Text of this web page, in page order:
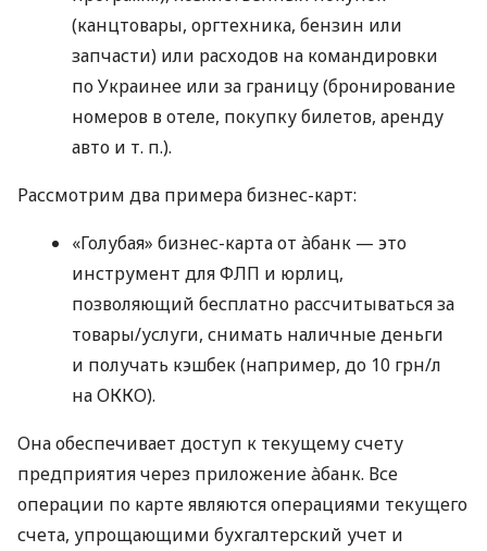
(канцтовары, оргтехника, бензин или
запчасти) или расходов на командировки
по Украинее или за границу (бронирование
номеров в отеле, покупку билетов, аренду
авто и т. п.).
Рассмотрим два примера бизнес-карт:
«Голубая» бизнес-карта от àбанк — это
инструмент для ФЛП и юрлиц,
позволяющий бесплатно рассчитываться за
товары/услуги, снимать наличные деньги
и получать кэшбек (например, до 10 грн/л
на ОККО).
Она обеспечивает доступ к текущему счету
предприятия через приложение àбанк. Все
операции по карте являются операциями текущего
счета, упрощающими бухгалтерский учет и